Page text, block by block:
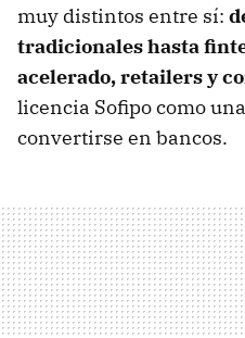
muy distintos entre sí:
tradicionales hasta
acelerado, retailers y
licencia Sofipo como
convertirse en bancos.